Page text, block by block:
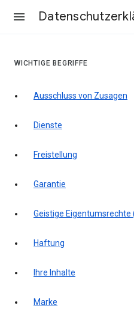
WICHTIGE BEGRIFFE
Ausschluss von Zusagen
Dienste
Freistellung
Garantie
Geistige
Haftung
Ihre Inhalte
Marke